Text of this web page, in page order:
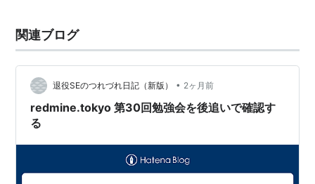
関連ブログ
退役SEのつれづれ日記（新版） • 2ヶ月前
redmine.tokyo 第30回勉強会を後追いで確認す
る